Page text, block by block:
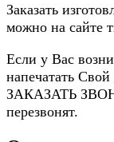
Заказать
можно на сайте
Если у Вас
напечатать
ЗАКАЗАТЬ
перезвонят.